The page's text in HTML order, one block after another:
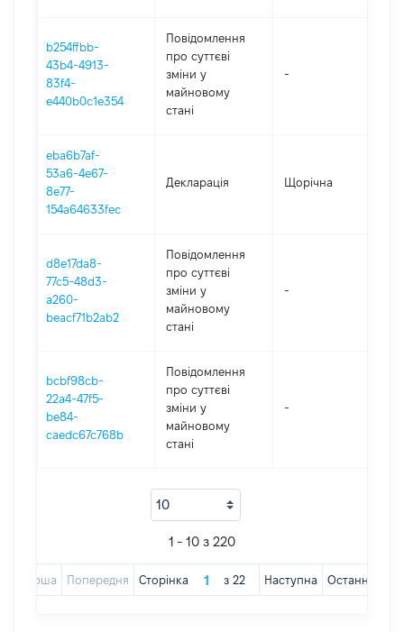
b254ffbb-
43b4-4913-
83f4-
e440b0c1e354
Повідомлення
про суттєві
зміни y
майновому
стані
-
eba6b7af-
53a6-4e67-
8e77-
154a64633fec
Декларація Щорічна
d8e17da8-
77c5-48d3-
a260-
beacf71b2ab2
Повідомлення
про суттєві
зміни y
майновому
стані
-
bcbf98cb-
22a4-47f5-
be84-
caedc67c768b
Повідомлення
про суттєві
зміни y
майновому
стані
-
1 - 10 з 220
Перша Попередня Сторінка з 22 Наступна Остання